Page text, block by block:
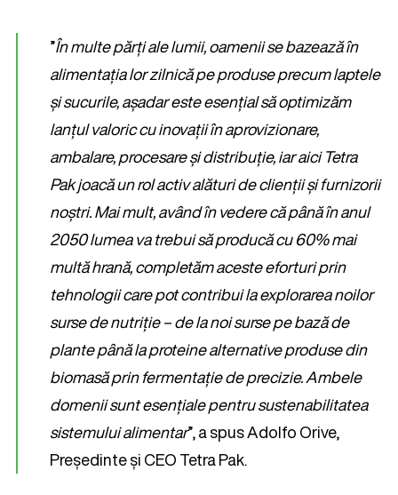
”În multe părți ale lumii, oamenii se bazează în
alimentația lor zilnică pe produse precum laptele
și sucurile, așadar este esențial să optimizăm
lanțul valoric cu inovații în aprovizionare,
ambalare, procesare și distribuție, iar aici Tetra
Pak joacă un rol activ alături de clienții și furnizorii
noștri. Mai mult, având în vedere că până în anul
2050 lumea va trebui să producă cu 60% mai
multă hrană, completăm aceste eforturi prin
tehnologii care pot contribui la explorarea noilor
surse de nutriție – de la noi surse pe bază de
plante până la proteine alternative produse din
biomasă prin fermentație de precizie. Ambele
domenii sunt esențiale pentru sustenabilitatea
sistemului alimentar”, a spus Adolfo Orive,
Președinte și CEO Tetra Pak.